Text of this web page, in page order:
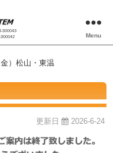
300043
300042
Menu
）松山・東温
更新日 2026-6-24